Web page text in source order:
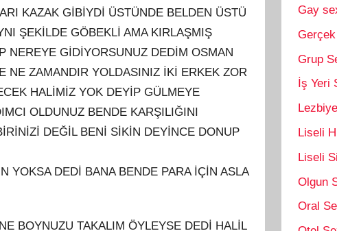
KAZAK GİBİYDİ ÜSTÜNDE BELDEN ÜSTÜ
ŞEKİLDE GÖBEKLİ AMA KIRLAŞMIŞ
NEREYE GİDİYORSUNUZ DEDİM OSMAN
NE ZAMANDIR YOLDASINIZ İKİ ERKEK ZOR
HALİMİZ YOK DEYİP GÜLMEYE
OLDUNUZ BENDE KARŞILIĞINI
DEĞİL BENİ SİKİN DEYİNCE DONUP
YOKSA DEDİ BANA BENDE PARA İÇİN ASLA
BOYNUZU TAKALIM ÖYLEYSE DEDİ HALİL
Gay
Grup
İş Yeri
Liseli
Liseli
Olgun
Oral